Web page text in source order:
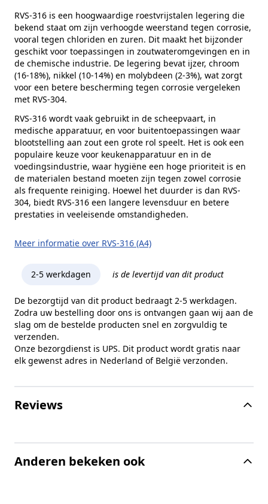
Kophoogte (k)
24 mm
Kopdiameter (dk)
36 mm
Aandrijving
Binnenzeskant
Inhoud verpakking
10 stuks
Merk
RVS Products
RVS-316 is een hoogwaardige roestvrijstalen legering die
bekend staat om zijn verhoogde weerstand tegen corrosie,
vooral tegen chloriden en zuren. Dit maakt het bijzonder
geschikt voor toepassingen in zoutwateromgevingen en in
de chemische industrie. De legering bevat ijzer, chroom
(16-18%), nikkel (10-14%) en molybdeen (2-3%), wat zorgt
voor een betere bescherming tegen corrosie vergeleken
met RVS-304.
RVS-316 wordt vaak gebruikt in de scheepvaart, in
medische apparatuur, en voor buitentoepassingen waar
blootstelling aan zout een grote rol speelt. Het is ook een
populaire keuze voor keukenapparatuur en in de
voedingsindustrie, waar hygiëne een hoge prioriteit is en
de materialen bestand moeten zijn tegen zowel corrosie
als frequente reiniging. Hoewel het duurder is dan RVS-
304, biedt RVS-316 een langere levensduur en betere
prestaties in veeleisende omstandigheden.
Meer informatie over RVS-316 (A4)
2-5 werkdagen is de levertijd van dit product
De bezorgtijd van dit product bedraagt 2-5 werkdagen.
Zodra uw bestelling door ons is ontvangen gaan wij aan de
slag om de bestelde producten snel en zorgvuldig te
verzenden.
Onze bezorgdienst is UPS. Dit product wordt gratis naar
elk gewenst adres in Nederland of België verzonden.
Reviews
Anderen bekeken ook